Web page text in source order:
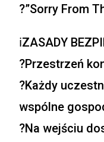
?”Sorry From
ℹ️ZASADY
?Przestrzeń
?Każdy
wspólne
?Na wejściu